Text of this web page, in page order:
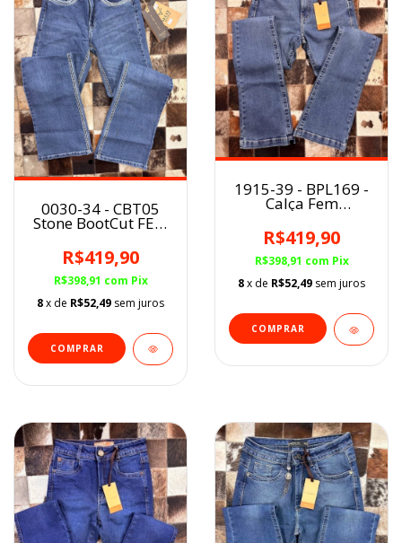
0030-34 - CBT05
Stone BootCut FEM
R$419,90
R$398,91 com Pix
8x de R$52,49 sem juros
COMPRAR
1915-39 - BPL169 -
Calça Fem
Buphallos
R$419,90
R$398,91 com Pix
8x de R$52,49 sem juros
COMPRAR